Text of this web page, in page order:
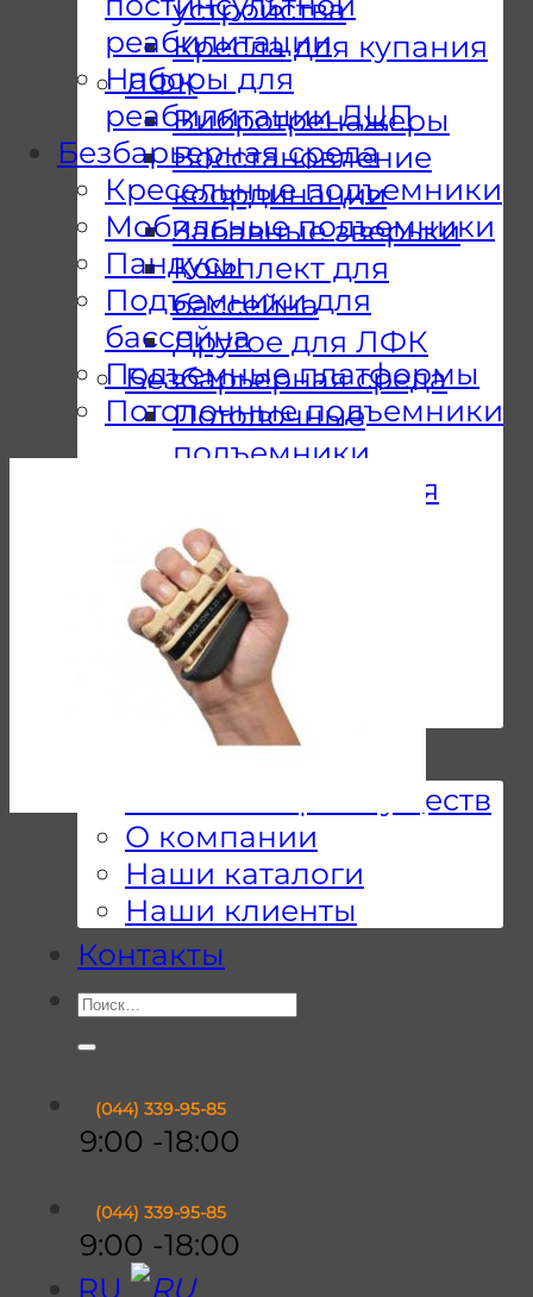
устройства
Кресла для купания
ЛФК
Вибротренажеры
Восстановление
координации
Забавные зверьки
Комплект для
бассейна
Другое для ЛФК
Безбарьерная среда
Потолочные
подъемники
Подъемники для
бассейна
Мобильные
подъемники
Пандусы
Подъемные
платформы
Почему Мы
10 Наших преимуществ
О компании
Наши каталоги
Наши клиенты
Контакты
Искать:
(044) 339-95-85
9:00 -18:00
(044) 339-95-85
9:00 -18:00
RU
реабилитации
Наборы для
реабилитации ДЦП
Безбарьерная среда
Кресельные подъемники
Мобильные подъемники
Пандусы
Подъемники для
бассейна
Подъемные платформы
Потолочные подъемники